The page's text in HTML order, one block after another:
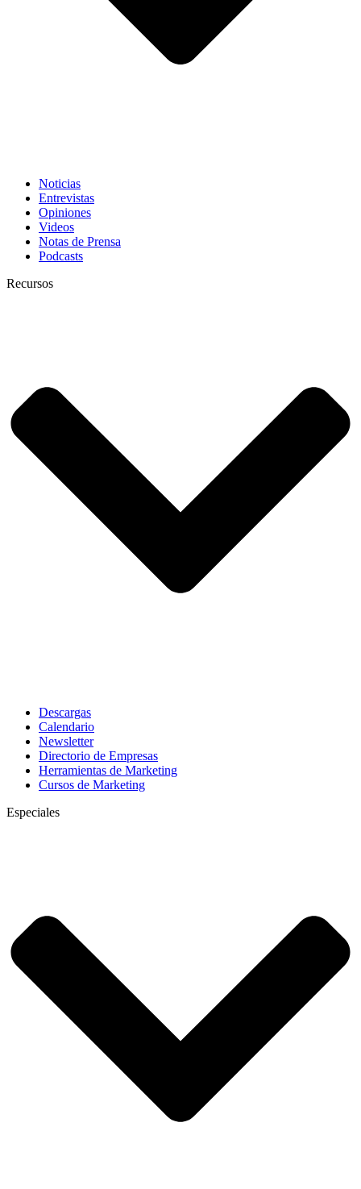
Noticias
Entrevistas
Opiniones
Videos
Notas de Prensa
Podcasts
Recursos
Descargas
Calendario
Newsletter
Directorio de Empresas
Herramientas de Marketing
Cursos de Marketing
Especiales